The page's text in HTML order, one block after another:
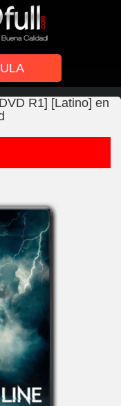
R1] [Latino] en